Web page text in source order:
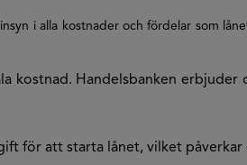
i alla kostnader och fördelar som
kostnad. Handelsbanken
för att starta lånet, vilket påverkar